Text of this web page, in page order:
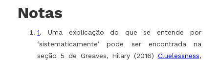
Notas
1. Uma explicação do que se entende por
‘sistematicamente’ pode ser encontrada na
seção 5 de Greaves, Hilary (2016) Cluelessness,